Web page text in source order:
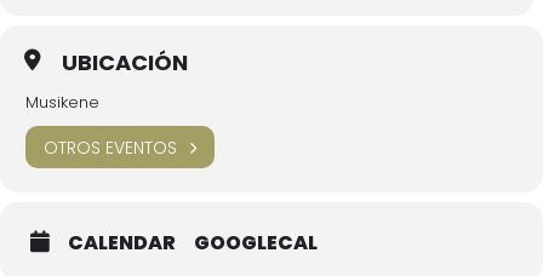
UBICACIÓN
Musikene
OTROS EVENTOS
CALENDAR GOOGLECAL